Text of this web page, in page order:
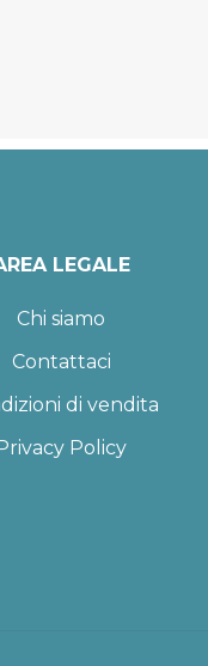
LEGALE
Chi siamo
Contattaci
di vendita
Policy